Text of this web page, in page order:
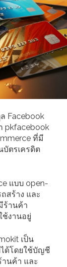
Facebook
pkfacebook
ที่มี
บัตรเครดิต
แบบ open-
สร้าง และ
ร้านค้า
งานอยู่
เป็น
ด้โดยใช้บัญชี
านค้า และ